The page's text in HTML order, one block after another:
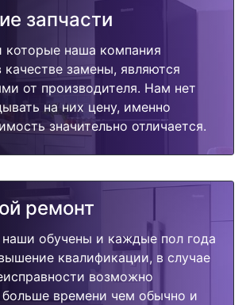
запчасти
которые наша компания
качестве замены, являются
от производителя. Нам нет
на них цену, именно
значительно отличается.
ремонт
обучены и каждые пол года
квалификации, в случае
возможно
больше времени чем обычно и